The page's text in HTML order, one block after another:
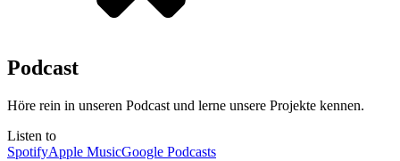
Podcast
Höre rein in unseren Podcast und lerne unsere Projekte kennen.
Listen to
SpotifyApple MusicGoogle Podcasts